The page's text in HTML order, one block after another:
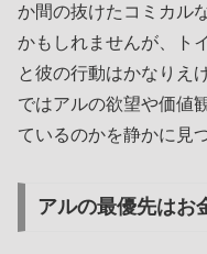
か間の抜けたコミカル
かもしれませんが、ト
と彼の行動はかなりえ
ではアルの欲望や価値
ているのかを静かに見
アルの最優先はお